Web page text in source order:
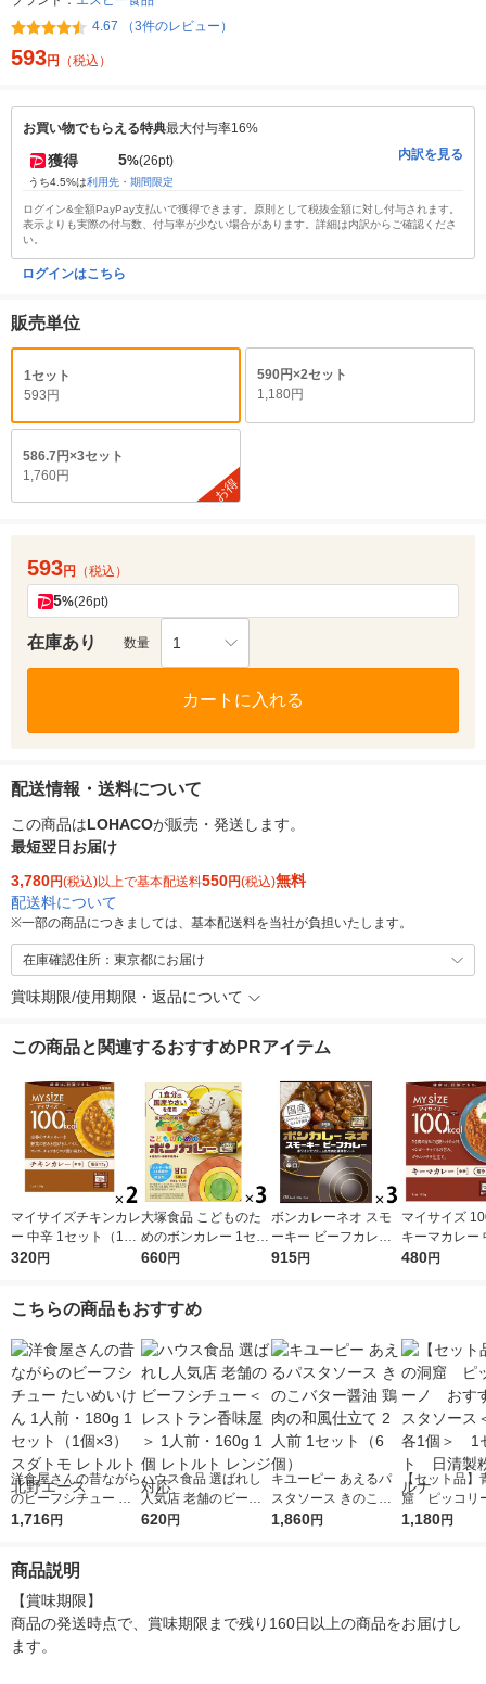
4.67 （3件のレビュー）
593円 （税込）
お買い物でもらえる特典最大付与率16%
獲得 5%(26pt)
うち4.5%は利用先・期間限定
内訳を見る
ログイン&全額PayPay支払いで獲得できます。原則として税抜金額に対し付与されます。
表示よりも実際の付与数、付与率が少ない場合があります。詳細は内訳からご確認くださ
い。
ログインはこちら
販売単位
1セット
593円
590円×2セット
1,180円
586.7円×3セット
1,760円
お得
593円 （税込）
5%(26pt)
在庫あり 数量 1
カートに入れる
配送情報・送料について
この商品はLOHACOが販売・発送します。
最短翌日お届け
3,780円(税込)以上で基本配送料550円(税込)無料
配送料について
※一部の商品につきましては、基本配送料を当社が負担いたします。
在庫確認住所：東京都にお届け
賞味期限/使用期限・返品について
この商品と関連するおすすめPRアイテム
マイサイズチキンカレ
ー 中辛 1セット（1個
（100g）×2） 100k
320円
大塚食品 こどものた
めのボンカレー 1セッ
ト（3食） レンジ対応
660円
ボンカレーネオ スモ
ーキー ビーフカレー
薫りとコク 辛口 1セ
915円
マイサイズ
キーマカレー
人前・100g 1
480円
こちらの商品もおすすめ
洋食屋さんの昔ながら
のビーフシチュー た
いめいけん 1人前・18
野エース
1,716円
ハウス食品 選ばれし
人気店 老舗のビーフ
シチュー＜レストラン
620円
キユーピー あえるパ
スタソース きのこバ
ター醤油 鶏肉の和風
1,860円
【セット品】
窟 ピッコリ
すすめパスタ
1,180円
商品説明
【賞味期限】
商品の発送時点で、賞味期限まで残り160日以上の商品をお届けし
ます。